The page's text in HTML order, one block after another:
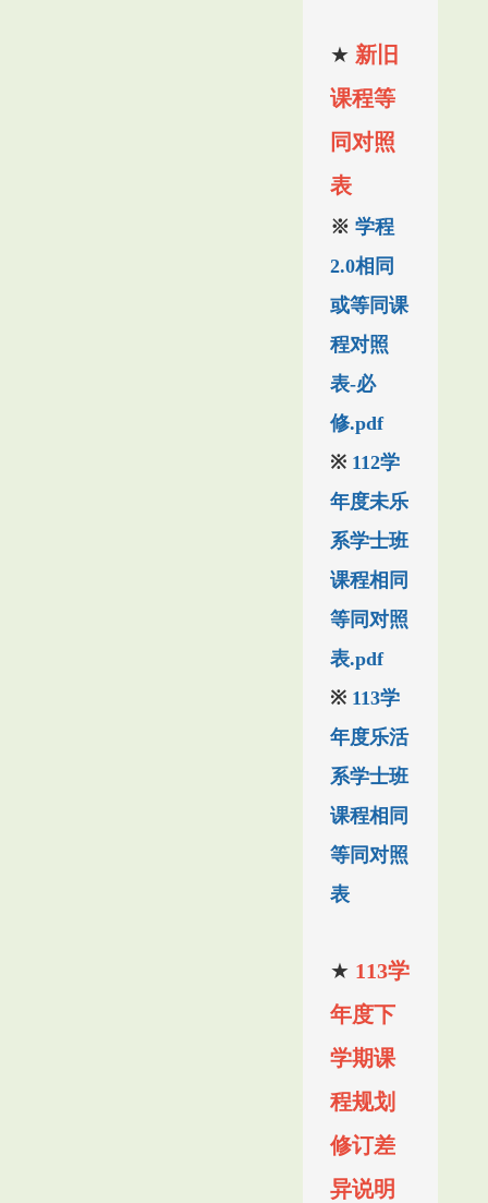
★ 新旧
课程等
同对照
表
※ 学程
2.0相同
或等同课
程对照
表-必
修.pdf
※ 112学
年度未乐
系学士班
课程相同
等同对照
表.pdf
※ 113学
年度乐活
系学士班
课程相同
等同对照
表
★ 113学
年度下
学期课
程规划
修订差
异说明